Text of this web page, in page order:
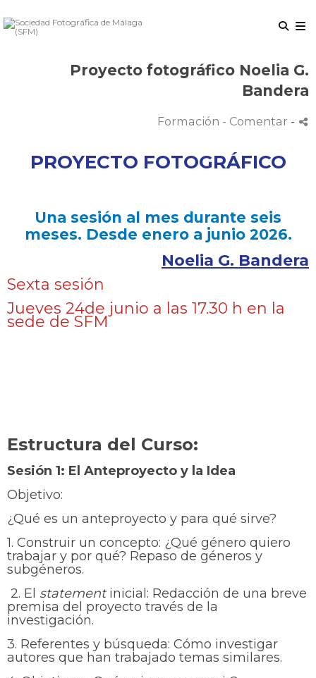
Proyecto fotográfico Noelia G.
Bandera
Formación - Comentar -
PROYECTO FOTOGRÁFICO
Una sesión al mes durante seis
meses. Desde enero a junio 2026.
Noelia G. Bandera
Sexta sesión
Jueves 24de junio a las 17.30 h en la
sede de SFM
Estructura del Curso:
Sesión 1: El Anteproyecto y la Idea
Objetivo:
¿Qué es un anteproyecto y para qué sirve?
1. Construir un concepto: ¿Qué género quiero
trabajar y por qué? Repaso de géneros y
subgéneros.
2. El statementinicial: Redacción de una breve
premisa del proyecto través de la
investigación.
3. Referentes y búsqueda: Cómo investigar
autores que han trabajado temas similares.